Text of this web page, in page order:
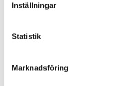
Inställningar
Statistik
Marknadsföring
[Arkiverad] Rotobed, besök